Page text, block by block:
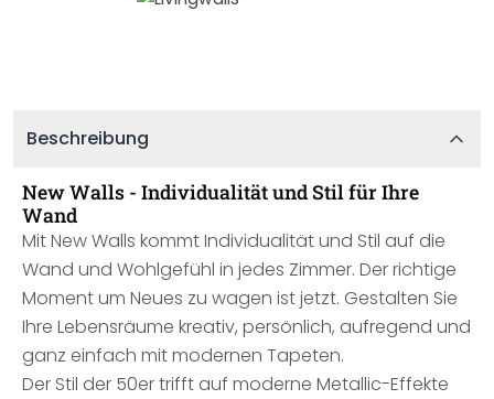
Beschreibung
New Walls - Individualität und Stil für Ihre
Wand
Mit New Walls kommt Individualität und Stil auf die
Wand und Wohlgefühl in jedes Zimmer. Der richtige
Moment um Neues zu wagen ist jetzt. Gestalten Sie
Ihre Lebensräume kreativ, persönlich, aufregend und
ganz einfach mit modernen Tapeten.
Der Stil der 50er trifft auf moderne Metallic-Effekte